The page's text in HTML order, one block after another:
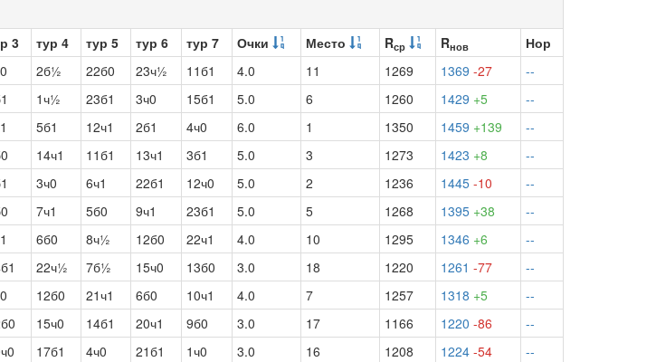
3 тур 4 тур 5 тур 6 тур 7 Очки Место Rср Rнов
Нор
2б½ 22б0 23ч½ 11б1 4.0 11 1269 1369 -27
--
1ч½ 23б1 3ч0 15б1 5.0 6 1260 1429 +5
--
5б1 12ч1 2б1 4ч0 6.0 1 1350 1459 +139
--
14ч1 11б1 13ч1 3б1 5.0 3 1273 1423 +8
--
3ч0 6ч1 22б1 12ч0 5.0 2 1236 1445 -10
--
7ч1 5б0 9ч1 23б1 5.0 5 1268 1395 +38
--
6б0 8ч½ 12б0 22ч1 4.0 10 1295 1346 +6
--
22ч½ 7б½ 15ч0 13б0 3.0 18 1220 1261 -77
--
12б0 21ч1 6б0 10ч1 4.0 7 1257 1318 +5
--
15ч0 14б1 20ч1 9б0 3.0 17 1166 1220 -86
--
17б1 4ч0 21б1 1ч0 3.0 16 1208 1224 -54
--